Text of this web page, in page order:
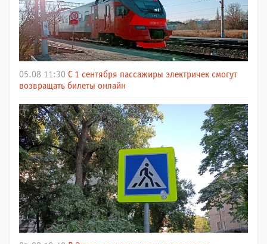
05.08 11:30 С 1 сентября пассажиры электричек смогут
возвращать билеты онлайн